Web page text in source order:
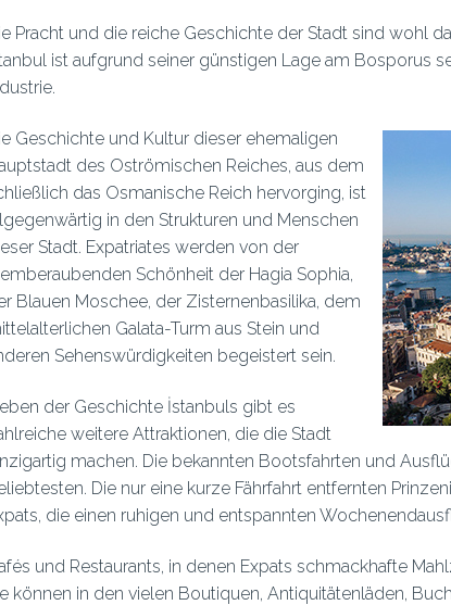
Pracht und die reiche Geschichte der Stadt sind wohl
ist aufgrund seiner günstigen Lage am Bosporus
Geschichte und Kultur dieser ehemaligen
des Oströmischen Reiches, aus dem
das Osmanische Reich hervorging, ist
in den Strukturen und Menschen
Stadt. Expatriates werden von der
Schönheit der Hagia Sophia,
Blauen Moschee, der Zisternenbasilika, dem
Galata-Turm aus Stein und
Sehenswürdigkeiten begeistert sein.
der Geschichte İstanbuls gibt es
weitere Attraktionen, die die Stadt
machen. Die bekannten Bootsfahrten und
Die nur eine kurze Fährfahrt entfernten
die einen ruhigen und entspannten
und Restaurants, in denen Expats schmackhafte
können in den vielen Boutiquen, Antiquitätenläden,